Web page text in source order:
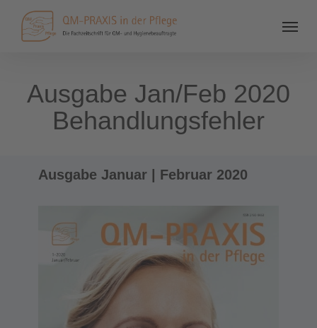
Ausgabe Jan/Feb 2020
Behandlungsfehler
Ausgabe Januar | Februar 2020